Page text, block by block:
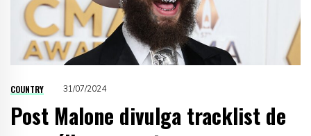
COUNTRY 31/07/2024
Post Malone divulga tracklist de